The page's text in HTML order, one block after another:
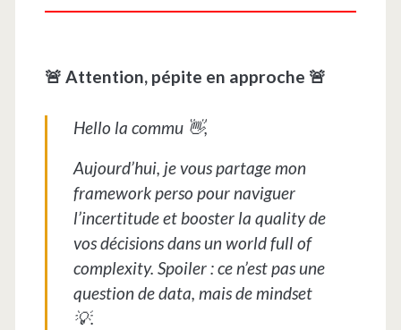
🚨 Attention, pépite en approche 🚨
Hello la commu 👋,
Aujourd’hui, je vous partage mon
framework perso pour naviguer
l’incertitude et booster la quality de
vos décisions dans un world full of
complexity. Spoiler : ce n’est pas une
question de data, mais de mindset
💡.